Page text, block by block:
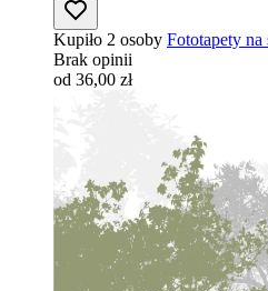
Kupiło 2 osoby Fototapety
Brak opinii
od 36,00 zł